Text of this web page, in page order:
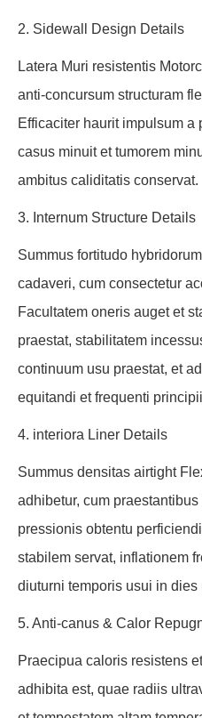
2. Sidewall Design Details
Latera Muri resistentis
anti-concursum structuram
Efficaciter haurit impulsum a
casus minuit et tumorem
ambitus caliditatis conservat.
3. Internum Structure Details
Summus fortitudo
cadaveri, cum consectetur
Facultatem oneris auget et
praestat, stabilitatem
continuum usu praestat, et
equitandi et frequenti
4. interiora Liner Details
Summus densitas airtight
adhibetur, cum
pressionis obtentu
stabilem servat, inflationem
diuturni temporis usui in dies
5. Anti-canus & Calor
Praecipua caloris resistens
adhibita est, quae radiis